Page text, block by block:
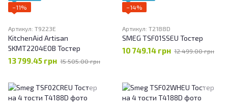
−11%
Артикул: T9223E
KitchenAid Artisan
5KMT2204EOB Тостер
13 799.45 грн 15 505.00 грн
−14%
Артикул: T2188D
SMEG TSF01SSEU Тостер
10 749.14 грн 12 499.00 грн